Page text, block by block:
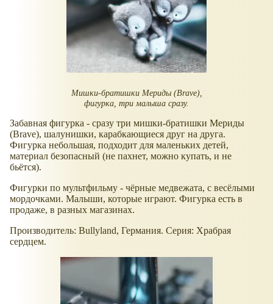
Мишки-братишки Мериды (Brave),
фигурка, три малыша сразу.
Забавная фигурка - сразу три мишки-братишки Мериды
(Brave), шалунишки, карабкающиеся друг на друга.
Фигурка небольшая, подходит для маленьких детей,
материал безопасный (не пахнет, можно купать, и не
бьётся).
Фигурки по мультфильму - чёрные медвежата, с весёлыми
мордочками. Малыши, которые играют. Фигурка есть в
продаже, в разных магазинах.
Производитель: Bullyland, Германия. Серия: Храбрая
сердцем.